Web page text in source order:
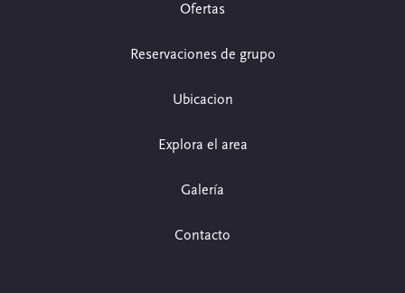
Ofertas
Reservaciones de grupo
Ubicacion
Explora el area
Galería
Contacto